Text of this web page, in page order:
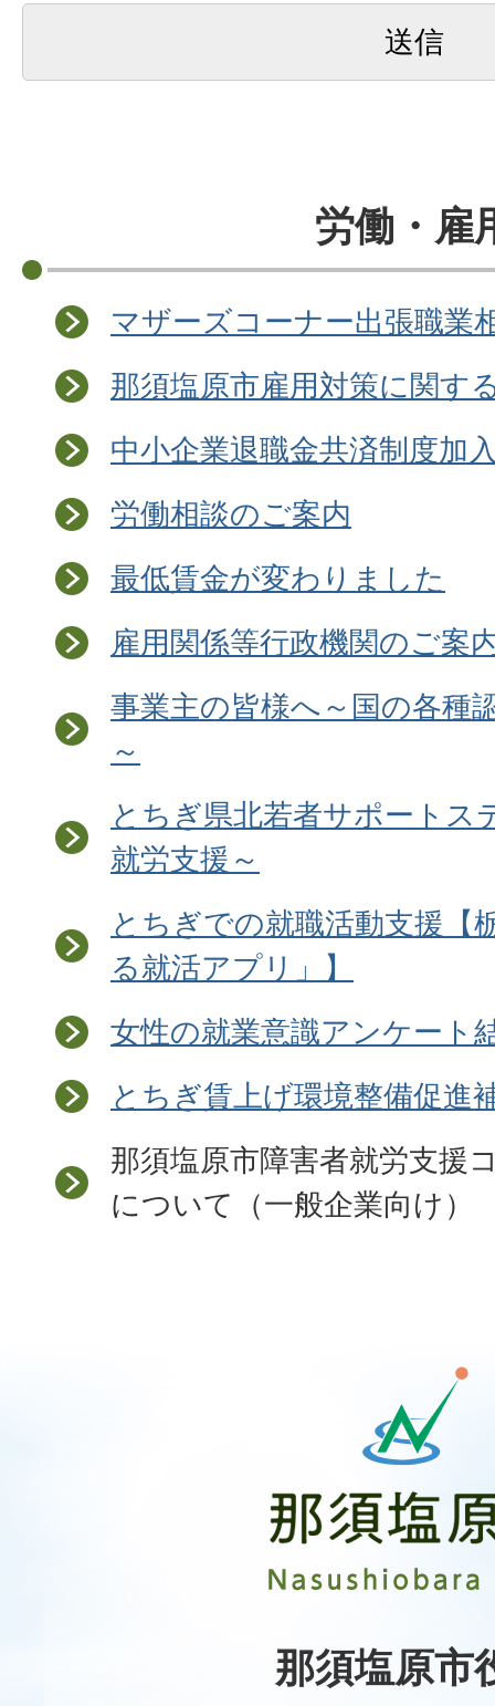
労働・雇
マザーズコーナー出張職業
那須塩原市雇用対策に関す
中小企業退職金共済制度加
労働相談のご案内
最低賃金が変わりました
雇用関係等行政機関のご案
事業主の皆様へ～国の各種
～
とちぎ県北若者サポートス
就労支援～
とちぎでの就職活動支援【
る就活アプリ」】
女性の就業意識アンケート
とちぎ賃上げ環境整備促進
那須塩原市障害者就労支援
について（一般企業向け）
原
市
City
那須塩原市